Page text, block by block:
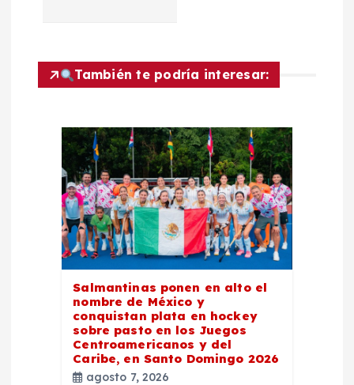
ó
También te podría interesar:
Salmantinas ponen en alto el
nombre de México y
conquistan plata en hockey
sobre pasto en los Juegos
Centroamericanos y del
Caribe, en Santo Domingo 2026
agosto 7, 2026